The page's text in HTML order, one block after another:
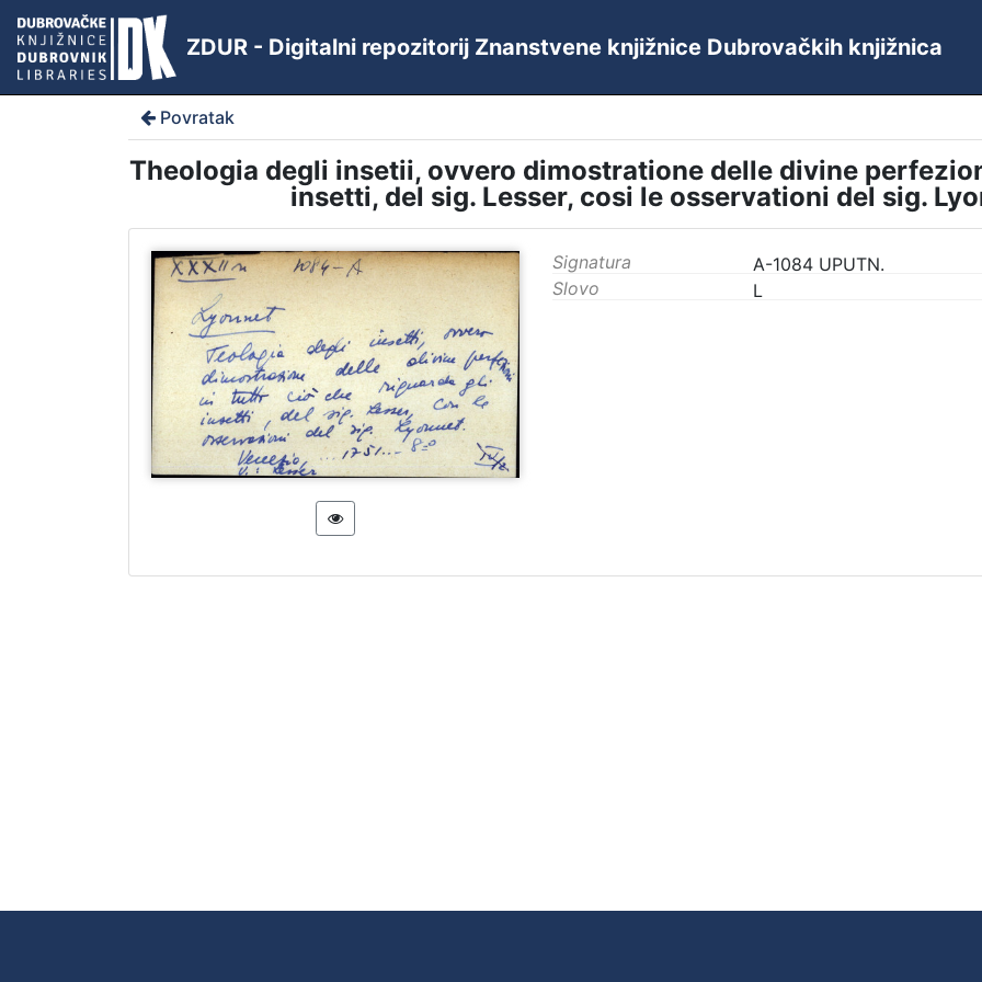
ZDUR - Digitalni repozitorij Znanstvene knjižnice Dubrovačkih knjižnica
Povratak
Theologia degli insetii, ovvero dimostratione delle divine
insetti, del sig. Lesser, cosi le osservationi del sig.
Signatura
A-1084 UPUTN.
Slovo
L